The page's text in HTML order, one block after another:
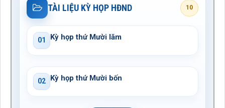
TÀI LIỆU KỲ HỌP HĐND 10
01 Kỳ họp thứ Mười lăm
02 Kỳ họp thứ Mười bốn